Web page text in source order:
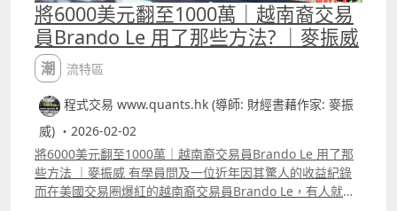
將6000美元翻至1000萬｜越南裔交易
員Brando Le 用了那些方法? ｜麥振威
潮流特區
程式交易 www.quants.hk (導師: 財經書藉作家: 麥振
威) ・2026-02-02
將6000美元翻至1000萬｜越南裔交易員Brando Le 用了那
些方法 ｜麥振威 有學員問及一位近年因其驚人的收益紀錄
而在美國交易圈爆紅的越南裔交易員Brando Le，有人就稱